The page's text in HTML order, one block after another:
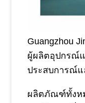
Guangzhou
ผู้ผลิตอุปกรณ์แ
ประสบการณ์แ
ผลิตภัณฑ์ทั้งหม